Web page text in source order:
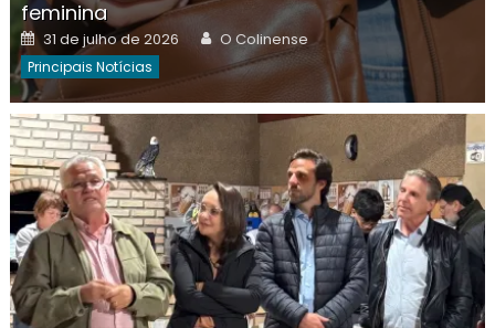
feminina
Posted
on
31 de julho de 2026 Author
O Colinense
Principais Notícias